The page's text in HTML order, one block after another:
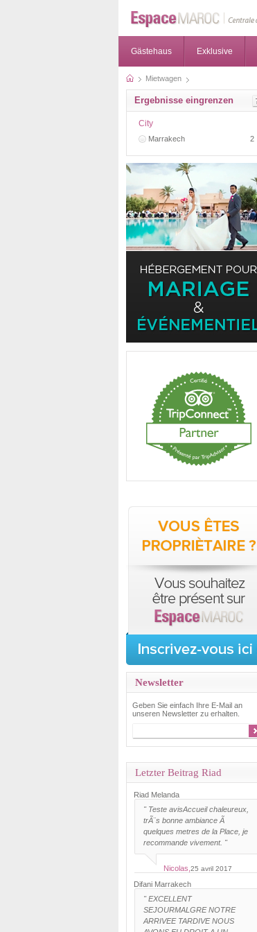
Gästehaus Exklusive
Mietwagen
Ergebnisse eingrenzen
City
Marrakech 2
Newsletter
Geben Sie einfach Ihre E-Mail an
unseren Newsletter zu erhalten.
Letzter Beitrag Riad
Riad Melanda
" Teste avisAccueil chaleureux,
trÃ¨s bonne ambiance Ã
quelques metres de la Place, je
recommande vivement. "
Nicolas, 25 avril 2017
Difani Marrakech
"EXCELLENT
SEJOURMALGRE NOTRE
ARRIVEE TARDIVE NOUS